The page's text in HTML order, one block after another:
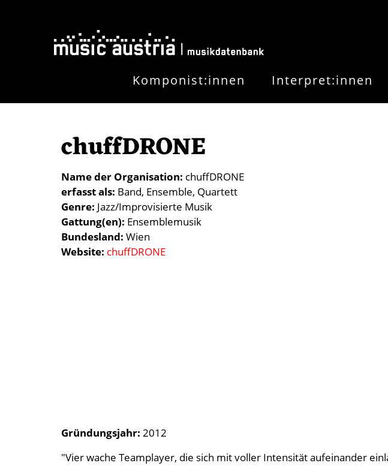
Komponist:innen Interpret:innen
chuffDRONE
Name der Organisation chuffDRONE
erfasst als Band Ensemble Quartett
Genre Jazz/Improvisierte Musik
Gattung(en) Ensemblemusik
Bundesland Wien
Website chuffDRONE
Gründungsjahr: 2012
"Vier wache Teamplayer, die sich mit voller Intensität aufeinander